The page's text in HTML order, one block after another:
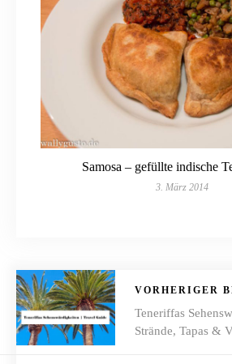
Samosa – gefüllte indische
3. März 2014
VORHERIGER
Teneriffas
Strände, Tapas &